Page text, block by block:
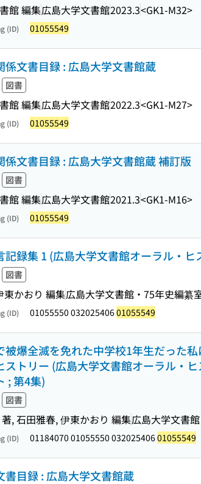
館 編集広島大学文書館2023.3<GK1-M32>
(ID) 01055549
係文書目録 : 広島大学文書館蔵
図書
館 編集広島大学文書館2022.3<GK1-M27>
(ID) 01055549
係文書目録 : 広島大学文書館蔵 補訂版
図書
館 編集広島大学文書館2021.3<GK1-M16>
(ID) 01055549
記録集 1 (広島大学文書館オーラル・ヒ
図書
東かおり 編集広島大学文書館・75年史編纂
(ID) 01055550 03202540601055549
被爆全滅を免れた中学校1年生だった
ストリー (広島大学文書館オーラル・
; 第4集)
図書
, 石田雅春, 伊東かおり 編集広島大学文書
(ID) 01184070 01055550 03202540601055549
書目録 : 広島大学文書館蔵